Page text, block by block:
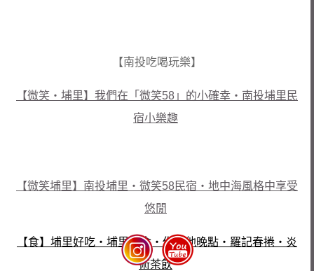
【南投吃喝玩樂】
【微笑‧埔里】我們在「微笑58」的小確幸‧南投埔里民
宿小樂趣
【微笑埔里】南投埔里‧微笑58民宿‧地中海風格中享受
悠閒
【食】埔里好吃‧埔里美食‧你我他晚點‧羅記春捲‧炎
術茶飲